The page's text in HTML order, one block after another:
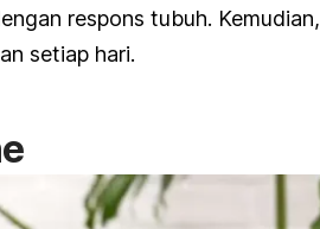
respons tubuh. Kemudian,
setiap hari.